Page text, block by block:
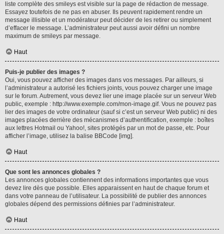
liste complète des smileys est visible sur la page de rédaction de message.
Essayez toutefois de ne pas en abuser. Ils peuvent rapidement rendre un
message illisible et un modérateur peut décider de les retirer ou simplement
d’effacer le message. L’administrateur peut aussi avoir défini un nombre
maximum de smileys par message.
Haut
Puis-je publier des images ?
Oui, vous pouvez afficher des images dans vos messages. Par ailleurs, si
l’administrateur a autorisé les fichiers joints, vous pouvez charger une image
sur le forum. Autrement, vous devez lier une image placée sur un serveur Web
public, exemple : http://www.exemple.com/mon-image.gif. Vous ne pouvez pas
lier des images de votre ordinateur (sauf si c’est un serveur Web public) ni des
images placées derrière des mécanismes d’authentification, exemple : boîtes
aux lettres Hotmail ou Yahoo!, sites protégés par un mot de passe, etc. Pour
afficher l’image, utilisez la balise BBCode [img].
Haut
Que sont les annonces globales ?
Les annonces globales contiennent des informations importantes que vous
devez lire dès que possible. Elles apparaissent en haut de chaque forum et
dans votre panneau de l’utilisateur. La possibilité de publier des annonces
globales dépend des permissions définies par l’administrateur.
Haut